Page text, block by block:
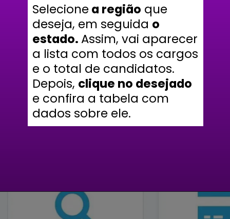
Selecione a região que
deseja, em seguida o
estado. Assim, vai aparecer
a lista com todos os cargos
e o total de candidatos.
Depois, clique no desejado
e confira a tabela com
dados sobre ele.